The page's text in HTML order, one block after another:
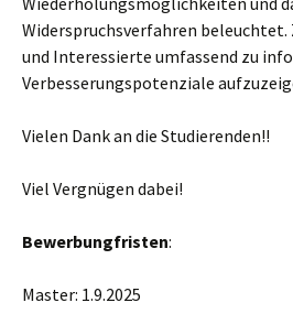
Widerspruchsverfahren beleuchtet.
und Interessierte umfassend zu
Verbesserungspotenziale
Vielen Dank an die Studierenden!!
Viel Vergnügen dabei!
Bewerbungfristen:
Master: 1.9.2025